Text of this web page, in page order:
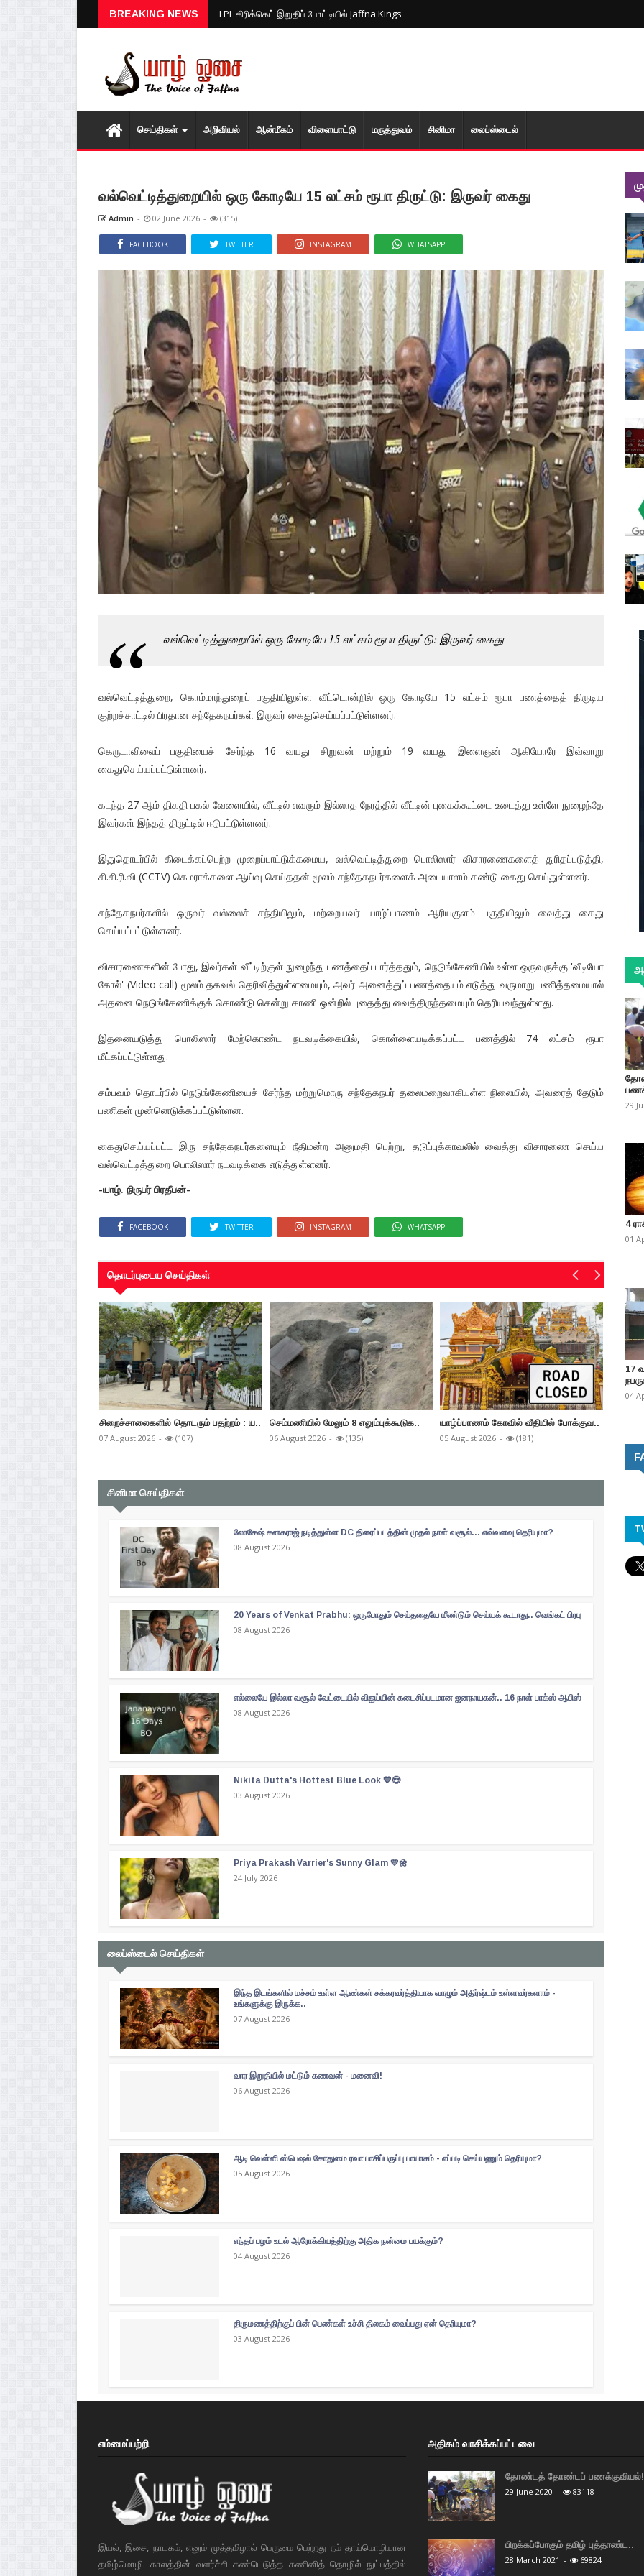
BREAKING NEWS LPL கிரிக்கெட் இறுதிப் போட்டியில் Jaffna Kings
செய்திகள் அறிவியல் ஆன்மீகம் விளையாட்டு மரு‌த்துவ‌ம் சினிமா லைப்ஸ்டைல்
வல்வெட்டித்துறையில் ஒரு கோடியே 15 லட்சம் ரூபா திருட்டு: இருவர் கைது
Admin - 02 June 2026 - (315)
FACEBOOK TWITTER INSTAGRAM WHATSAPP
வல்வெட்டித்துறையில் ஒரு கோடியே 15 லட்சம் ரூபா திருட்டு: இருவர் கைது
வல்வெட்டித்துறை, கொம்மாந்துறைப் பகுதியிலுள்ள வீட்டொன்றில் ஒரு கோடியே 15 லட்சம் ரூபா பணத்தைத் திருடிய
குற்றச்சாட்டில் பிரதான சந்தேகநபர்கள் இருவர் கைதுசெய்யப்பட்டுள்ளனர்.
கெருடாவிலைப் பகுதியைச் சேர்ந்த 16 வயது சிறுவன் மற்றும் 19 வயது இளைஞன் ஆகியோரே இவ்வாறு
கைதுசெய்யப்பட்டுள்ளனர்.
கடந்த 27-ஆம் திகதி பகல் வேளையில், வீட்டில் எவரும் இல்லாத நேரத்தில் வீட்டின் புகைக்கூட்டை உடைத்து உள்ளே நுழைந்தே
இவர்கள் இந்தத் திருட்டில் ஈடுபட்டுள்ளனர்.
இதுதொடர்பில் கிடைக்கப்பெற்ற முறைப்பாட்டுக்கமைய, வல்வெட்டித்துறை பொலிஸார் விசாரணைகளைத் துரிதப்படுத்தி,
சி.சி.ரி.வி (CCTV) கெமராக்களை ஆய்வு செய்ததன் மூலம் சந்தேகநபர்களைக் அடையாளம் கண்டு கைது செய்துள்ளனர்.
சந்தேகநபர்களில் ஒருவர் வல்லைச் சந்தியிலும், மற்றையவர் யாழ்ப்பாணம் ஆரியகுளம் பகுதியிலும் வைத்து கைது
செய்யப்பட்டுள்ளனர்.
விசாரணைகளின் போது, இவர்கள் வீட்டிற்குள் நுழைந்து பணத்தைப் பார்த்ததும், நெடுங்கேணியில் உள்ள ஒருவருக்கு 'வீடியோ
கோல்' (Video call) மூலம் தகவல் தெரிவித்துள்ளமையும், அவர் அனைத்துப் பணத்தையும் எடுத்து வருமாறு பணித்தமையால்
அதனை நெடுங்கேணிக்குக் கொண்டு சென்று காணி ஒன்றில் புதைத்து வைத்திருந்தமையும் தெரியவந்துள்ளது.
இதனையடுத்து பொலிஸார் மேற்கொண்ட நடவடிக்கையில், கொள்ளையடிக்கப்பட்ட பணத்தில் 74 லட்சம் ரூபா
மீட்கப்பட்டுள்ளது.
சம்பவம் தொடர்பில் நெடுங்கேணியைச் சேர்ந்த மற்றுமொரு சந்தேகநபர் தலைமறைவாகியுள்ள நிலையில், அவரைத் தேடும்
பணிகள் முன்னெடுக்கப்பட்டுள்ளன.
கைதுசெய்யப்பட்ட இரு சந்தேகநபர்களையும் நீதிமன்ற அனுமதி பெற்று, தடுப்புக்காவலில் வைத்து விசாரணை செய்ய
வல்வெட்டித்துறை பொலிஸார் நடவடிக்கை எடுத்துள்ளனர்.
-யாழ். நிருபர் பிரதீபன்-
FACEBOOK TWITTER INSTAGRAM WHATSAPP
தொடர்புடைய செய்திகள்
சிறைச்சாலைகளில் தொடரும் பதற்றம் : ய..
07 August 2026 - (107)
செம்மணியில் மேலும் 8 எலும்புக்கூடுக..
06 August 2026 - (135)
யாழ்ப்பாணம் கோவில் வீதியில் போக்குவ..
05 August 2026 - (181)
சினிமா செய்திகள்
லோகேஷ் கனகராஜ் நடித்துள்ள DC திரைப்படத்தின் முதல் நாள் வசூல்... எவ்வளவு தெரியுமா?
08 August 2026
20 Years of Venkat Prabhu: ஒருபோதும் செய்ததையே மீண்டும் செய்யக் கூடாது.. வெங்கட் பிரபு
08 August 2026
எல்லையே இல்லா வசூல் வேட்டையில் விஜய்யின் கடைசிப்படமான ஜனநாயகன்.. 16 நாள் பாக்ஸ் ஆபிஸ்
08 August 2026
Nikita Dutta's Hottest Blue Look 💙😍
03 August 2026
Priya Prakash Varrier's Sunny Glam 💛🌼
24 July 2026
லைப்ஸ்டைல் செய்திகள்
இந்த இடங்களில் மச்சம் உள்ள ஆண்கள் சக்கரவர்த்தியாக வாழும் அதிர்ஷ்டம் உள்ளவர்களாம் -
உங்களுக்கு இருக்க..
07 August 2026
வார இறுதியில் மட்டும் கணவன் - மனைவி!
06 August 2026
ஆடி வெள்ளி ஸ்பெஷல் கோதுமை ரவா பாசிப்பருப்பு பாயாசம் - எப்படி செய்யணும் தெரியுமா?
05 August 2026
எந்தப் பழம் உடல் ஆரோக்கியத்திற்கு அதிக நன்மை பயக்கும்?
04 August 2026
திருமணத்திற்குப் பின் பெண்கள் உச்சி திலகம் வைப்பது ஏன் தெரியுமா?
03 August 2026
29
4
01
17
04
எம்மைப்பற்றி
இயல், இசை, நாடகம், எனும் முத்தமிழால் பெருமை பெற்றது நம் தாய்மொழியான
தமிழ்மொழி. காலத்தின் வளர்ச்சி கண்டெடுத்த கணினித் தொழில் நுட்பத்தில்
அதிகம் வாசிக்கப்பட்டவை
தோண்டத் தோண்டப் பணக்குவியல்!
29 June 2020 - 83118
பிறக்கப்போகும் தமிழ் புத்தாண்ட..
28 March 2021 - 69824